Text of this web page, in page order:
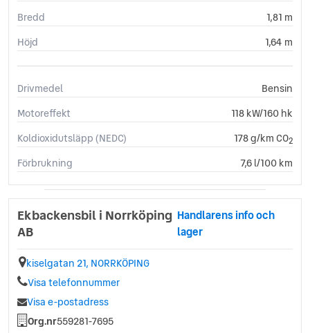
Bredd
1,81 m
Höjd
1,64 m
Drivmedel
Bensin
Motoreffekt
118 kW/160 hk
Koldioxidutsläpp (NEDC)
178 g/km CO2
Förbrukning 7,6 l/100 km
Ekbackensbil i Norrköping
AB
Handlarens info och
lager
kiselgatan 21, NORRKÖPING
Visa telefonnummer
Visa e-postadress
Org.nr559281-7695